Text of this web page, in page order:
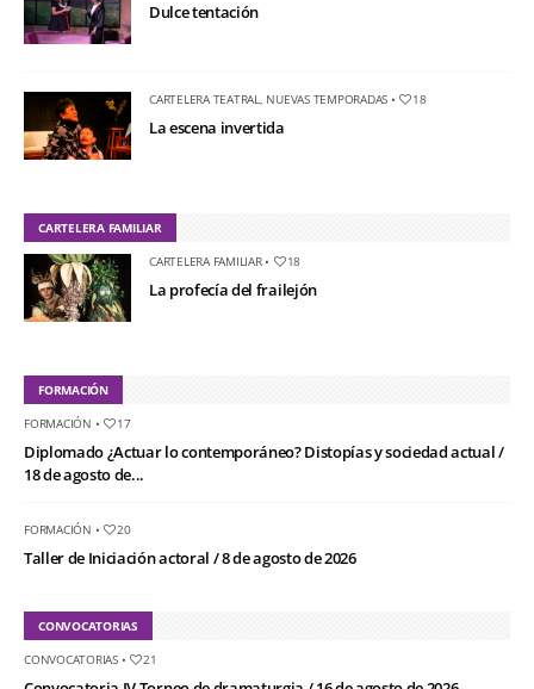
Dulce tentación
CARTELERA TEATRAL, NUEVAS TEMPORADAS • 18
La escena invertida
CARTELERA FAMILIAR
CARTELERA FAMILIAR• 18
La profecía del frailejón
FORMACIÓN
FORMACIÓN • 17
Diplomado ¿Actuar lo contemporáneo? Distopías y sociedad actual /
18 de agosto de...
FORMACIÓN • 20
Taller de Iniciación actoral / 8 de agosto de 2026
CONVOCATORIAS
CONVOCATORIAS• 21